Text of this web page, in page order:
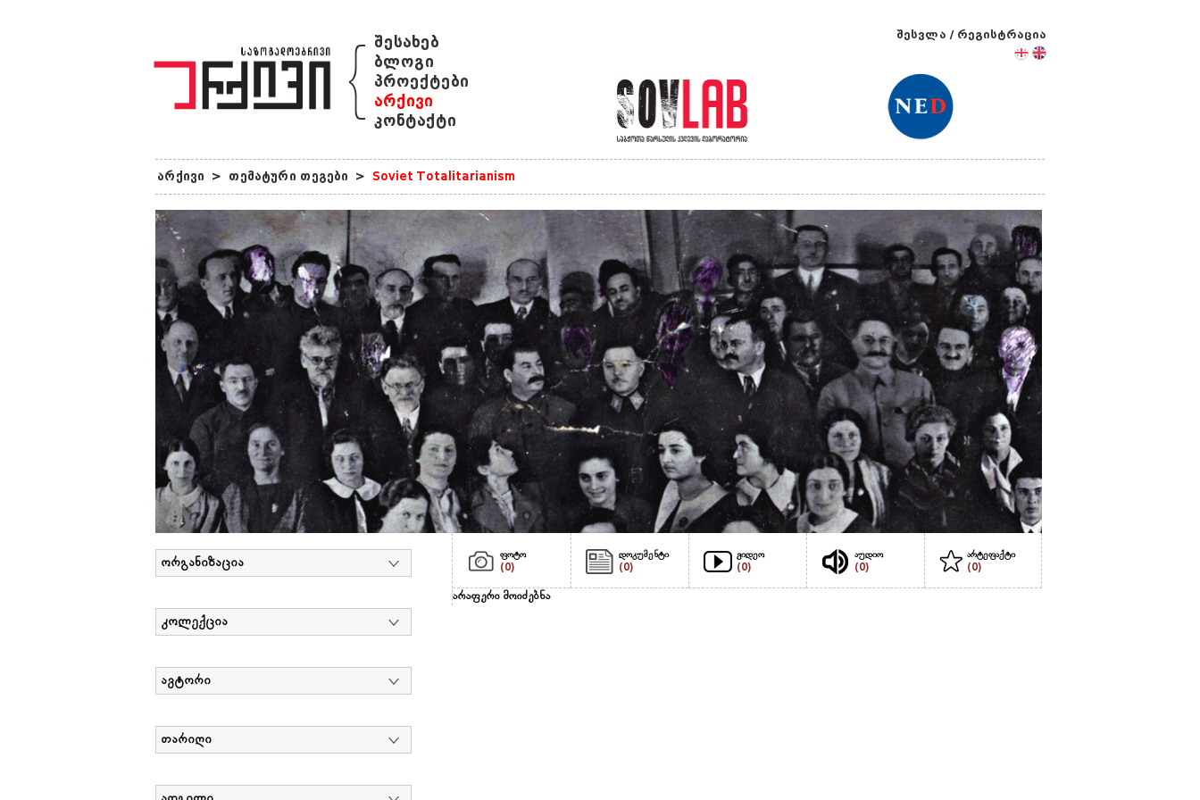
{ შესახებ
ბლოგი
პროექტები
არქივი
კონტაქტი
შესვლა / რეგისტრაცია
არქივი > თემატური თეგები > Soviet Totalitarianism
ორგანიზაცია
კოლექცია
ავტორი
თარიღი
ფოტო
(0)
დოკუმენტი
(0)
ვიდეო
(0)
აუდიო
(0)
არტეფაქტი
(0)
არაფერი მოიძებნა